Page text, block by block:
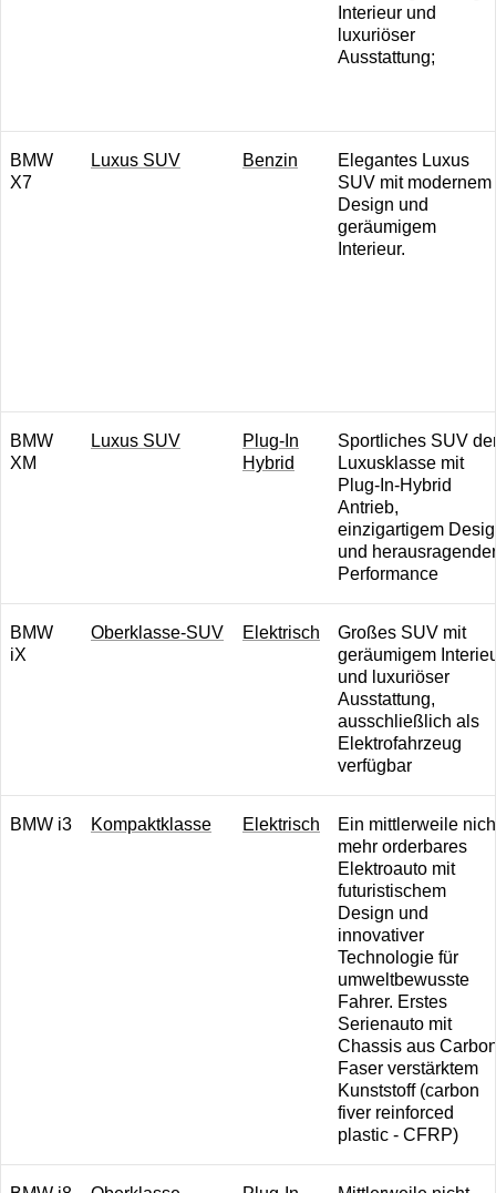
Interieur und
luxuriöser
Ausstattung;
B MW
X7
L uxus SUV B enzin
E legantes Luxus
SUV mit modernem
Design und
geräumigem
Interieur.
B MW
XM
L uxus SUV
P lug-In
Hybrid
Sportliches SUV
Luxusklasse mit
Plug-In-Hybrid
Antrieb,
einzigartigem
und herausragender
Performance
B MW
iX
O berklasse-SUV Elektrisch
Großes SUV mit
geräumigem
und luxuriöser
Ausstattung,
ausschließlich als
Elektrofahrzeug
verfügbar
BMW i3 K ompaktklasse Elektrisch
Ein mittlerweile
mehr orderbares
Elektroauto mit
futuristischem
Design und
innovativer
Technologie für
umweltbewusste
Fahrer. Erstes
Serienauto mit
Chassis aus
Faser verstärktem
Kunststoff (carbon
fiver reinforced
plastic - CFRP)